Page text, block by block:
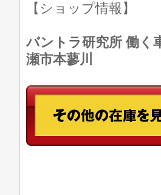
【ショップ情報】
バントラ研究所 働
瀬市本蓼川